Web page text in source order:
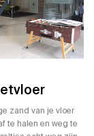
zand van je vloer
te halen en weg te